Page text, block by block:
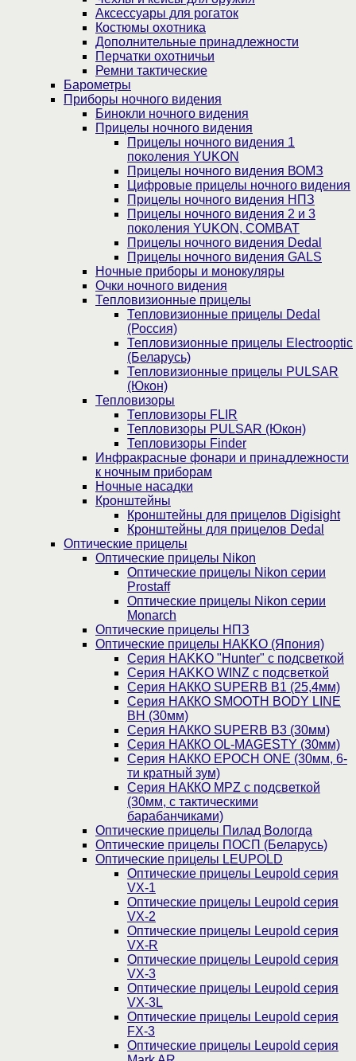
Аксессуары для рогаток
Костюмы охотника
Дополнительные принадлежности
Перчатки охотничьи
Ремни тактические
Барометры
Приборы ночного видения
Бинокли ночного видения
Прицелы ночного видения
Прицелы ночного видения 1
поколения YUKON
Прицелы ночного видения ВОМЗ
Цифровые прицелы ночного видения
Прицелы ночного видения НПЗ
Прицелы ночного видения 2 и 3
поколения YUKON, COMBAT
Прицелы ночного видения Dedal
Прицелы ночного видения GALS
Ночные приборы и монокуляры
Очки ночного видения
Тепловизионные прицелы
Тепловизионные прицелы Dedal
(Россия)
Тепловизионные прицелы Electrooptic
(Беларусь)
Тепловизионные прицелы PULSAR
(Юкон)
Тепловизоры
Тепловизоры FLIR
Тепловизоры PULSAR (Юкон)
Тепловизоры Finder
Инфракрасные фонари и принадлежности
к ночным приборам
Ночные насадки
Кронштейны
Кронштейны для прицелов Digisight
Кронштейны для прицелов Dedal
Оптические прицелы
Оптические прицелы Nikon
Оптические прицелы Nikon серии
Prostaff
Оптические прицелы Nikon серии
Monarch
Оптические прицелы НПЗ
Оптические прицелы HAKKO (Япония)
Cерия HAKKO "Hunter" с подсветкой
Серия НAKKO WINZ с подсветкой
Серия НАККО SUPERB B1 (25,4мм)
Серия НАККО SMOOTH BODY LINE
BH (30мм)
Серия НАККО SUPERB B3 (30мм)
Серия НАККО OL-MAGESTY (30мм)
Серия НАККО EPOCH ONE (30мм, 6-
ти кратный зум)
Серия НАККО MPZ с подсветкой
(30мм, c тактическими
барабанчиками)
Оптические прицелы Пилад Вологда
Оптические прицелы ПОСП (Беларусь)
Оптические прицелы LEUPOLD
Оптические прицелы Leupold серия
VX-1
Оптические прицелы Leupold серия
VX-2
Оптические прицелы Leupold серия
VX-R
Оптические прицелы Leupold серия
VX-3
Оптические прицелы Leupold серия
VX-3L
Оптические прицелы Leupold серия
FX-3
Оптические прицелы Leupold серия